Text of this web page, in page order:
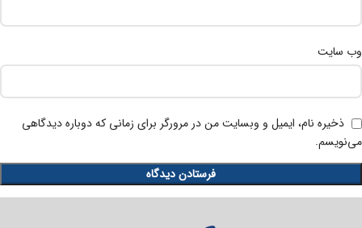
وب‌ سایت
ذخیره نام، ایمیل و وبسایت من در مرورگر برای زمانی که دوباره دیدگاهی
می‌نویسم.